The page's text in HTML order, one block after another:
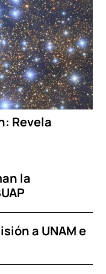
Revela
la
a UNAM e